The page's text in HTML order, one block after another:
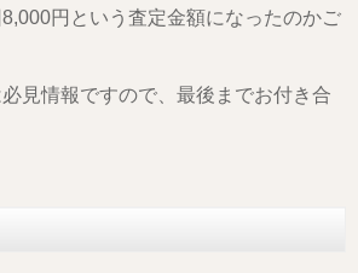
円という査定金額になったのかご
見情報ですので、最後までお付き合